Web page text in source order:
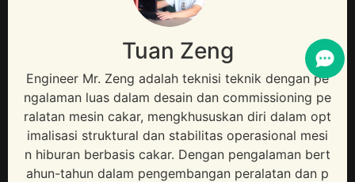
Tuan Zeng
Engineer Mr. Zeng adalah teknisi teknik dengan pe
ngalaman luas dalam desain dan commissioning pe
ralatan mesin cakar, mengkhususkan diri dalam opt
imalisasi struktural dan stabilitas operasional mesi
n hiburan berbasis cakar. Dengan pengalaman bert
ahun-tahun dalam pengembangan peralatan dan p